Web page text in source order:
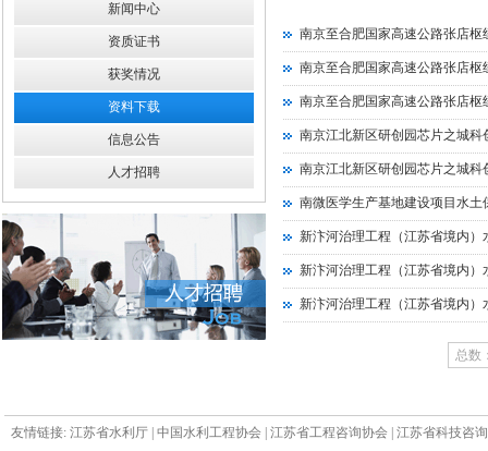
新闻中心
资质证书
获奖情况
资料下载
信息公告
人才招聘
南京至合肥国家高速公路张店
南京至合肥国家高速公路张店
南京至合肥国家高速公路张店
南京江北新区研创园芯片之城科
南京江北新区研创园芯片之城科
南微医学生产基地建设项目水土
新汴河治理工程（江苏省境内
新汴河治理工程（江苏省境内
新汴河治理工程（江苏省境内
总数
友情链接: 江苏省水利厅| 中国水利工程协会| 江苏省工程咨询协会| 江苏省科技咨